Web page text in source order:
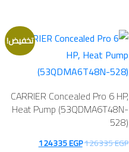
84705 EGP.
82705 EGP.تخفيض!
CARRIER Concealed Pro 6 HP,
Heat Pump (53QDMA6T48N-
528)
126335EGP
السعر124335EGP
السعر